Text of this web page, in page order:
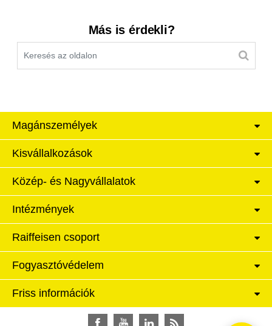
Más is érdekli?
Magánszemélyek
Kisvállalkozások
Közép- és Nagyvállalatok
Intézmények
Raiffeisen csoport
Fogyasztóvédelem
Friss információk